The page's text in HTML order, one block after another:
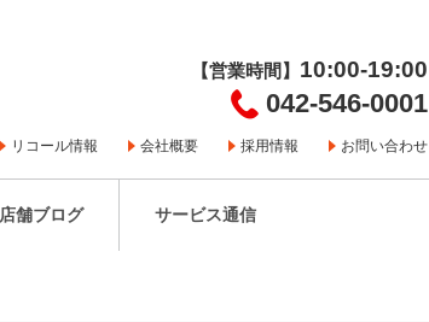
【営業時間】 10:00-19:00
042-546-0001
リコール情報 会社概要 採用情報 お問い合わせ
店舗ブログ サービス通信